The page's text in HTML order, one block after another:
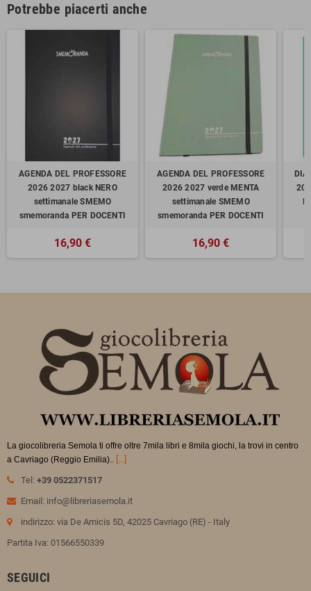
Potrebbe piacerti anche
AGENDA DEL PROFESSORE
2026 2027 black NERO
settimanale SMEMO
smemoranda PER DOCENTI
16,90 €
AGENDA DEL PROFESSORE
2026 2027 verde MENTA
settimanale SMEMO
smemoranda PER DOCENTI
16,90 €
La giocolibreria Semola ti offre oltre 7mila libri e 8mila giochi, la trovi in centro
a Cavriago (Reggio Emilia).. [...]
Tel: +39 0522371517
Email: info@libreriasemola.it
indirizzo: via De Amicis 5D, 42025 Cavriago (RE) - Italy
Partita Iva: 01566550339
SEGUICI